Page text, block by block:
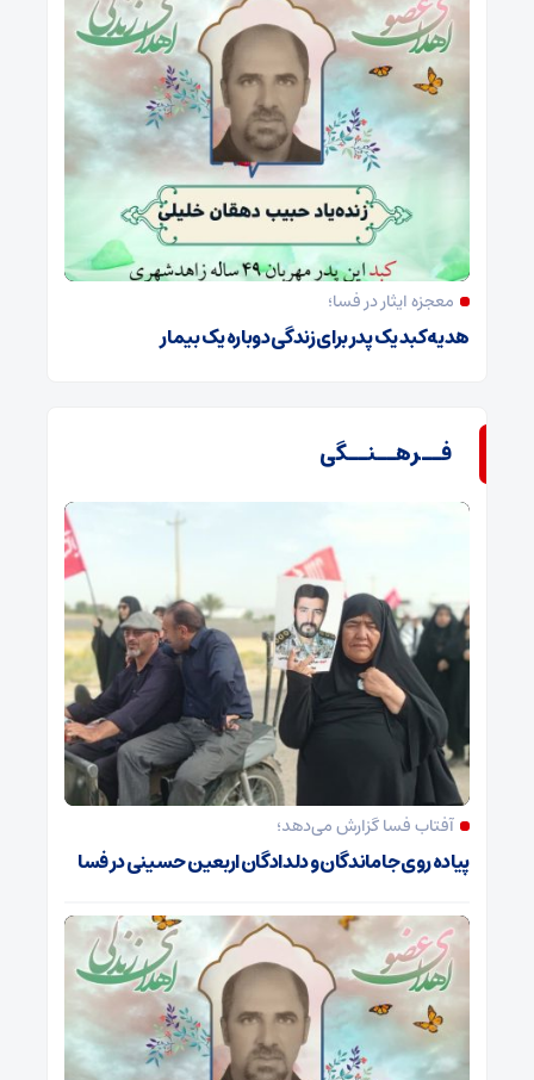
معجزه ایثار در فسا؛
هدیه کبد یک پدر برای زندگی دوباره یک بیمار
فــرهــنــگی
آفتاب فسا گزارش می‌دهد؛
پیاده روی جاماندگان و دلدادگان اربعین حسینی در فسا